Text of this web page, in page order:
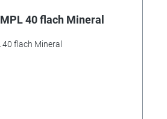
40 flach Mineral
flach Mineral